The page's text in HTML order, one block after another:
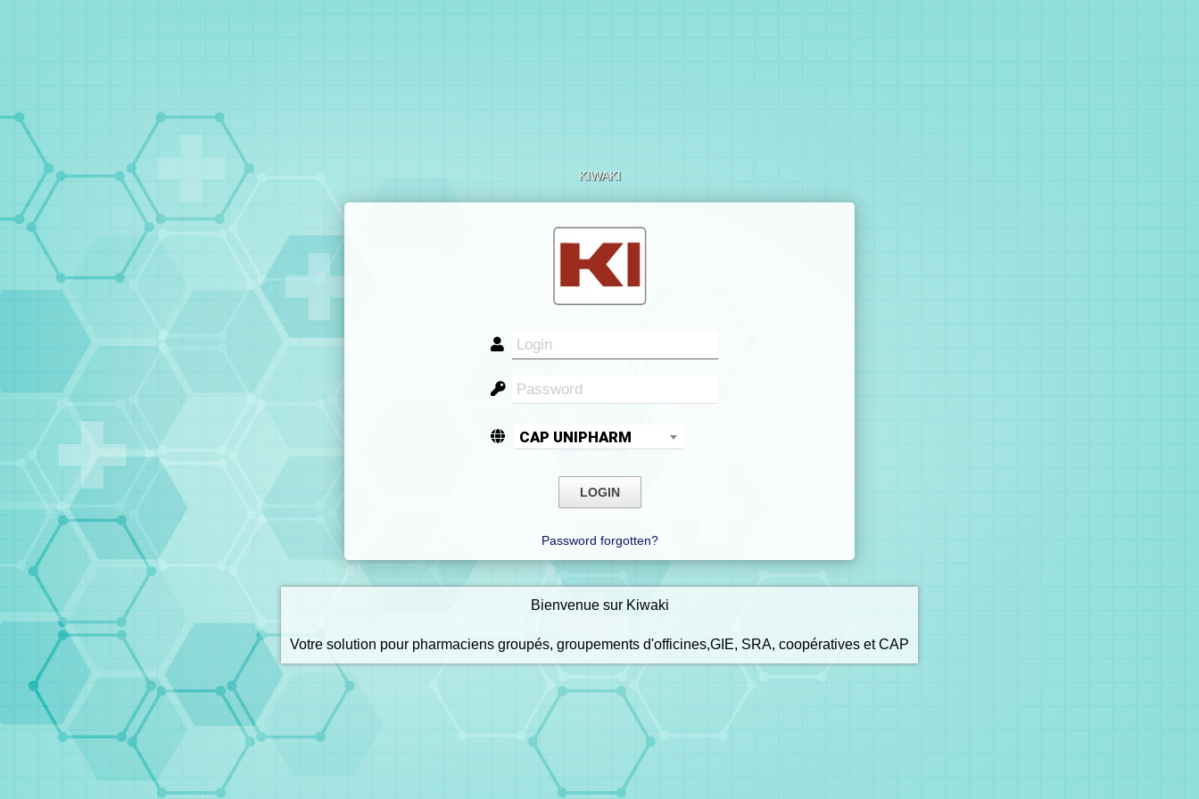
KIWAKI
CAP UNIPHARM
Password forgotten?
Bienvenue sur Kiwaki
Votre solution pour pharmaciens groupés, groupements d'officines,GIE, SRA, coopératives et CAP